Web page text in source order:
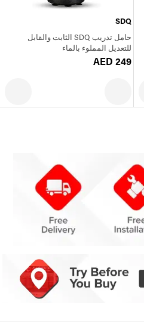
SDQ
حامل تدريب SDQ الثابت والقابل
للتعديل المملوء بالماء
AED 249